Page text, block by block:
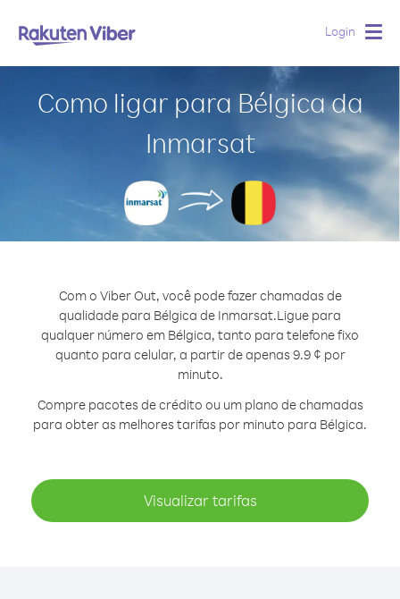
Login
Como ligar para Bélgica da
Inmarsat
Com o Viber Out, você pode fazer chamadas de
qualidade para Bélgica de Inmarsat.Ligue para
qualquer número em Bélgica, tanto para telefone fixo
quanto para celular, a partir de apenas 9.9 ¢ por
minuto.
Compre pacotes de crédito ou um plano de chamadas
para obter as melhores tarifas por minuto para Bélgica.
Visualizar tarifas